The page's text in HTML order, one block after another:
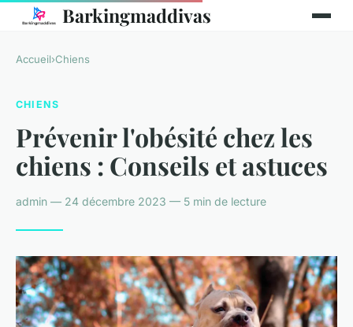
Barkingmaddivas
Accueil›Chiens
CHIENS
Prévenir l'obésité chez les
chiens : Conseils et astuces
admin — 24 décembre 2023 — 5 min de lecture